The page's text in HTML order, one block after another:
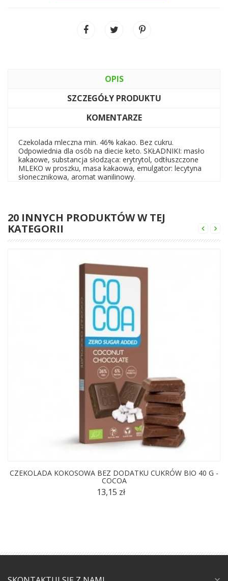
OPIS
SZCZEGÓŁY PRODUKTU
KOMENTARZE
Czekolada mleczna min. 46% kakao. Bez cukru.
Odpowiednia dla osób na diecie keto. SKŁADNIKI: masło
kakaowe, substancja słodząca: erytrytol, odtłuszczone
MLEKO w proszku, masa kakaowa, emulgator: lecytyna
słonecznikowa, aromat wanilinowy.
20 INNYCH PRODUKTÓW W TEJ
KATEGORII
CZEKOLADA KOKOSOWA BEZ DODATKU CUKRÓW BIO 40 G -
COCOA
13,15 zł